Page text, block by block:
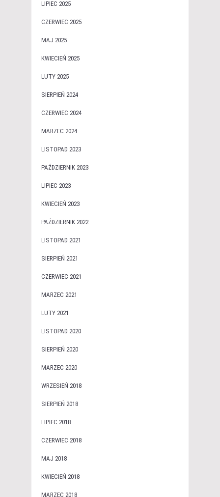
LIPIEC 2025
CZERWIEC 2025
MAJ 2025
KWIECIEŃ 2025
LUTY 2025
SIERPIEŃ 2024
CZERWIEC 2024
MARZEC 2024
LISTOPAD 2023
PAŹDZIERNIK 2023
LIPIEC 2023
KWIECIEŃ 2023
PAŹDZIERNIK 2022
LISTOPAD 2021
SIERPIEŃ 2021
CZERWIEC 2021
MARZEC 2021
LUTY 2021
LISTOPAD 2020
SIERPIEŃ 2020
MARZEC 2020
WRZESIEŃ 2018
SIERPIEŃ 2018
LIPIEC 2018
CZERWIEC 2018
MAJ 2018
KWIECIEŃ 2018
MARZEC 2018